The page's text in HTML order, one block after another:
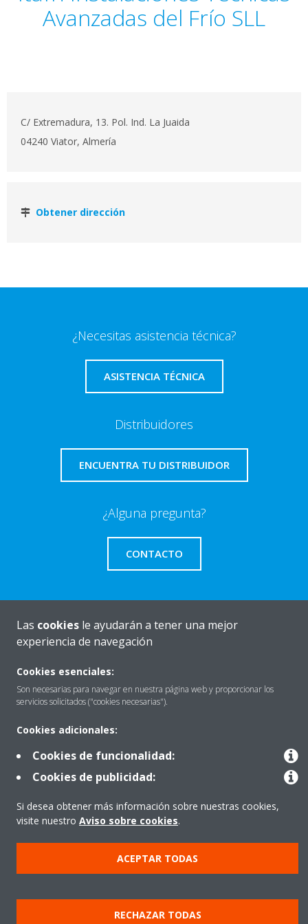
Avanzadas del Frío SLL
C/ Extremadura, 13. Pol. Ind. La Juaida
04240 Viator, Almería
Obtener dirección
¿Necesitas asistencia técnica?
ASISTENCIA TÉCNICA
Distribuidores
ENCUENTRA TU DISTRIBUIDOR
¿Alguna pregunta?
CONTACTO
Quiénes somos
Destacados
Copyright © Daikin
Las cookies le ayudarán a tener una mejor
experiencia de navegación
Cookies esenciales:
Son necesarias para navegar en nuestra página web y proporcionar los
servicios solicitados ("cookies necesarias").
Cookies adicionales:
Cookies de funcionalidad:
Cookies de publicidad:
Si desea obtener más información sobre nuestras cookies,
visite nuestro Aviso sobre cookies.
ACEPTAR TODAS
RECHAZAR TODAS